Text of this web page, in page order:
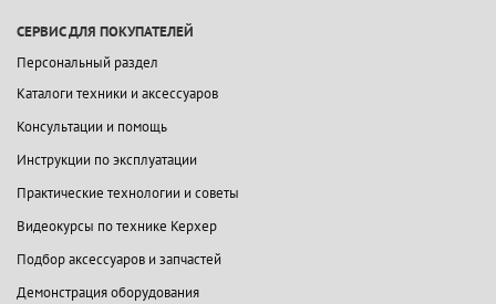
СЕРВИС ДЛЯ ПОКУПАТЕЛЕЙ
Персональный раздел
Каталоги техники и аксессуаров
Консультации и помощь
Инструкции по эксплуатации
Практические технологии и советы
Видеокурсы по технике Керхер
Подбор аксессуаров и запчастей
Демонстрация оборудования